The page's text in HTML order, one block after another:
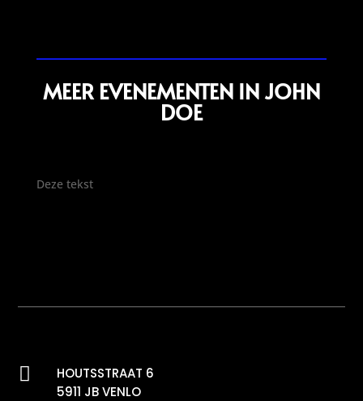
MEER EVENEMENTEN IN JOHN
DOE
Deze tekst

HOUTSSTRAAT 6
5911 JB VENLO